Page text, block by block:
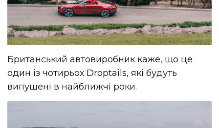
Британський автовиробник каже, що це
один із чотирьох Droptails, які будуть
випущені в найближчі роки.